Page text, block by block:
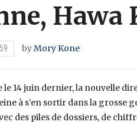
Hawa
byMory Kone
le 14 juin dernier, la nouvelle
à s’en sortir dans la grosse
des piles de dossiers, de